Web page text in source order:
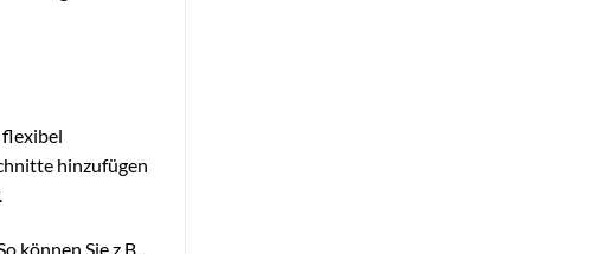
flexibel
hinzufügen
können Sie z.B.